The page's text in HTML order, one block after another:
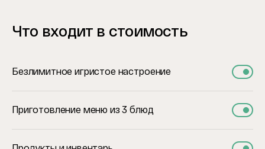
Что входит в стоимость
Безлимитное игристое настроение
Приготовление меню из 3 блюд